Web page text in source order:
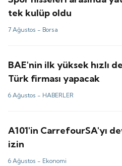
tek kulüp oldu
7 Ağustos - Borsa
BAE'nin ilk yüksek hızlı
Türk firması yapacak
6 Ağustos - HABERLER
A101'in CarrefourSA'yı
izin
6 Ağustos - Ekonomi